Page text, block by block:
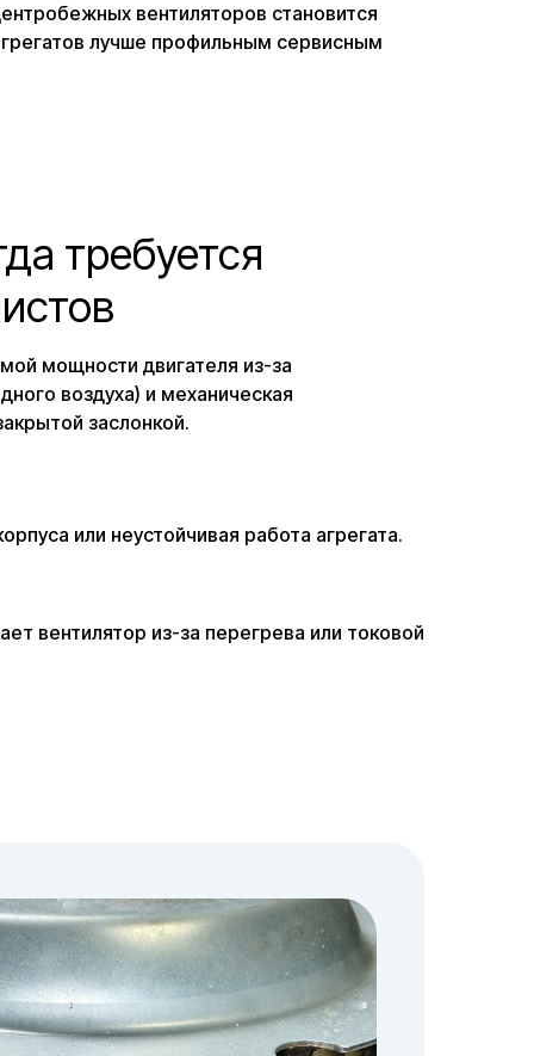
вентиляторов становится
лучше профильным сервисным
требуется
мощности двигателя из-за
воздуха) и механическая
заслонкой.
или неустойчивая работа агрегата.
вентилятор из-за перегрева или токовой